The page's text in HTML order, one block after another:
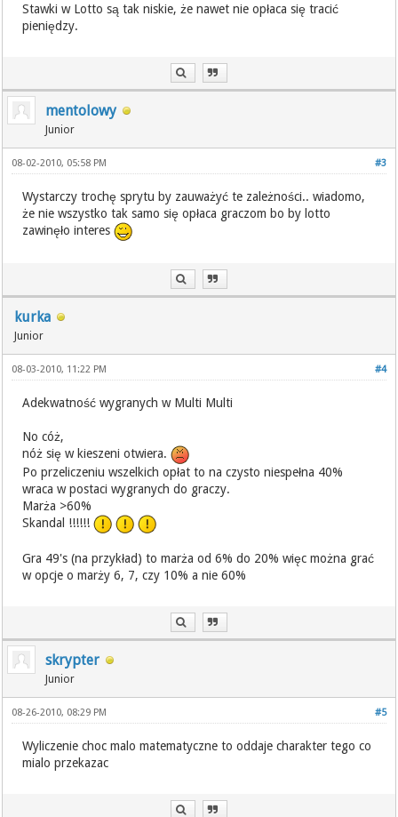
Stawki w Lotto są tak niskie, że nawet nie opłaca się tracić
pieniędzy.
mentolowy
Junior
#3
08-02-2010, 05:58 PM
Wystarczy trochę sprytu by zauważyć te zależności.. wiadomo,
że nie wszystko tak samo się opłaca graczom bo by lotto
zawinęło interes
kurka
Junior
#4
08-03-2010, 11:22 PM
Adekwatność wygranych w Multi Multi
No cóż,
nóż się w kieszeni otwiera.
Po przeliczeniu wszelkich opłat to na czysto niespełna 40%
wraca w postaci wygranych do graczy.
Marża >60%
Skandal !!!!!!
Gra 49's (na przykład) to marża od 6% do 20% więc można grać
w opcje o marży 6, 7, czy 10% a nie 60%
skrypter
Junior
#5
08-26-2010, 08:29 PM
Wyliczenie choc malo matematyczne to oddaje charakter tego co
mialo przekazac